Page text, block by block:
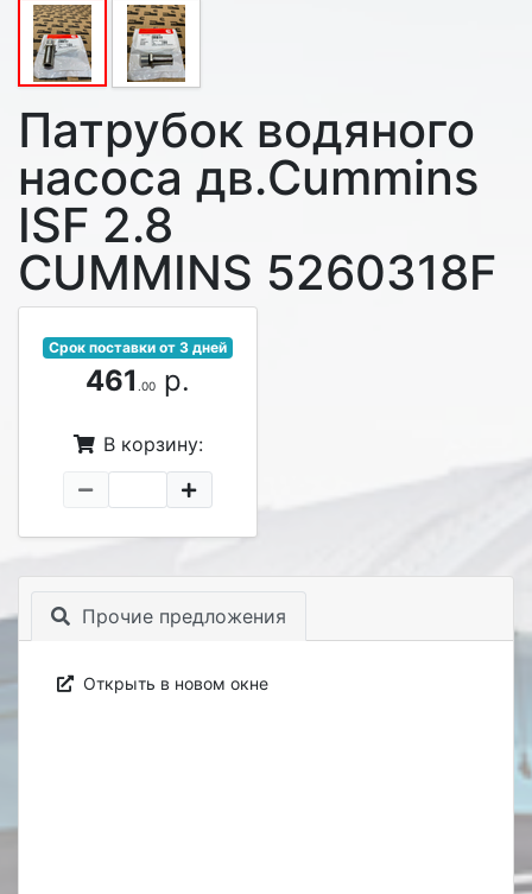
Патрубок водяного
насоса дв.Cummins
ISF 2.8
CUMMINS 5260318F
Срок поставки от 3 дней
461 .00р.
В корзину:
Прочие предложения
Открыть в новом окне